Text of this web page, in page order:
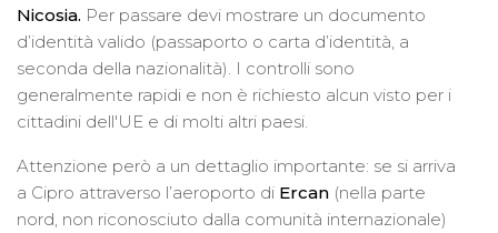
Nicosia. Per passare devi mostrare un documento
d’identità valido (passaporto o carta d’identità, a
seconda della nazionalità). I controlli sono
generalmente rapidi e non è richiesto alcun visto per i
cittadini dell'UE e di molti altri paesi.
Attenzione però a un dettaglio importante: se si arriva
a Cipro attraverso l’aeroporto di Ercan (nella parte
nord, non riconosciuto dalla comunità internazionale)